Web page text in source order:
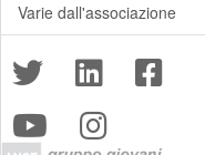
Varie dall'associazione